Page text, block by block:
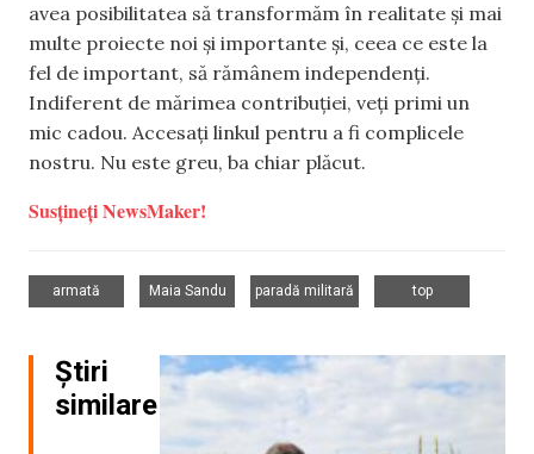
avea posibilitatea să transformăm în realitate și mai
multe proiecte noi și importante și, ceea ce este la
fel de important, să rămânem independenți.
Indiferent de mărimea contribuției, veți primi un
mic cadou. Accesați linkul pentru a fi complicele
nostru. Nu este greu, ba chiar plăcut.
Susțineți NewsMaker!
armată
Maia Sandu
paradă militară
top
Știri
similare